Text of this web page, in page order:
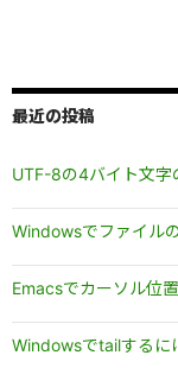
最近の投稿
UTF-8の4バイト文字
Windowsでファイル
Emacsでカーソル位
Windowsでtailするに